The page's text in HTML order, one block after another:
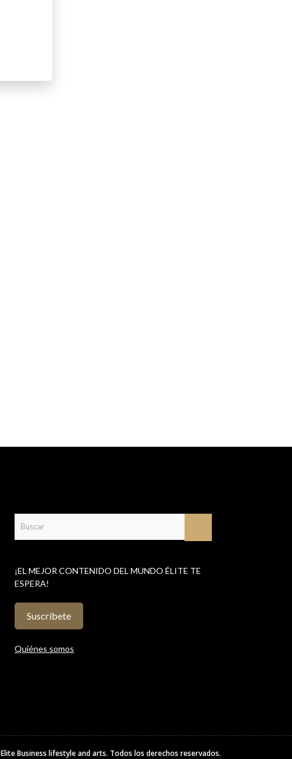
¡EL MEJOR CONTENIDO DEL MUNDO ÉLITE TE
ESPERA!
Suscríbete
Quiénes somos
Elite Business lifestyle and arts. Todos los derechos reservados.